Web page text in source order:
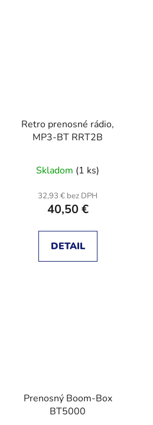
Retro prenosné rádio,
MP3-BT RRT2B
Skladom (1 ks)
32,93 € bez DPH
40,50 €
DETAIL
Prenosný Boom-Box
BT5000